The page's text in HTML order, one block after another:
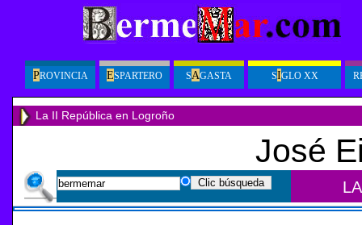
PROVINCIA ESPARTERO SAGASTA SIGLO XX
La II República en Logroño
José